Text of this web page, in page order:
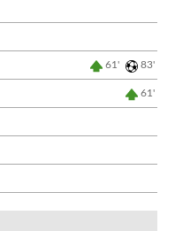
61' 83'
61'